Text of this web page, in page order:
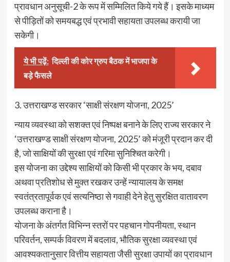
प्रावधान अनुसूची-2 के रूप में सम्मिलित किये गये हैं। इसके माध्यम
से पीड़ितों को समयबद्ध एवं प्रभावी सहायता उपलब्ध करायी जा
सकेगी।
ये भी पढ़ें: दिल्ली की कोर ग्रुप बैठक में भाजपा के
बड़े फैसले
3. उत्तराखण्ड सरकार ‘साक्षी संरक्षण योजना, 2025’
न्याय व्यवस्था को सशक्त एवं निष्पक्ष बनाने के लिए राज्य सरकार ने
‘उत्तराखण्ड साक्षी संरक्षण योजना, 2025’ को मंजूरी प्रदान कर दी
है, जो साक्षियों की सुरक्षा एवं गरिमा सुनिश्चित करेगी।
इस योजना का उद्देश्य साक्षियों को किसी भी प्रकार के भय, दबाव
अथवा प्रतिशोध से मुक्त रखकर उन्हें न्यायालय के समक्ष
स्वतंत्रतापूर्वक एवं सत्यनिष्ठा से गवाही देने हेतु सुरक्षित वातावरण
उपलब्ध कराना है।
योजना के अंतर्गत विभिन्न स्तरों पर पहचान गोपनीयता, स्थान
परिवर्तन, सम्पर्क विवरण में बदलाव, भौतिक सुरक्षा व्यवस्था एवं
आवश्यकतानुसार वित्तीय सहायता जैसी सुरक्षा उपायों का प्रावधान